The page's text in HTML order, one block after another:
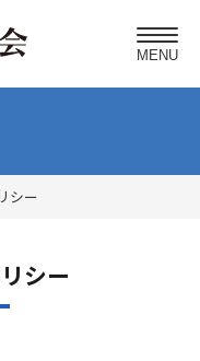
シー
シー